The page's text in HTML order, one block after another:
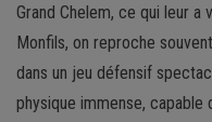
Grand Chelem, ce qui leur a
Monfils, on reproche
dans un jeu défensif
physique immense, capable